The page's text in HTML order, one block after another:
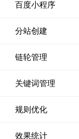
百度小程序
分站创建
链轮管理
关键词管理
规则优化
效果统计